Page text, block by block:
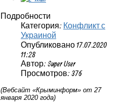
Подробности
Категория: Конфликт с
Украиной
Опубликовано 17.07.2020
11:28
Автор: Super User
Просмотров: 376
(Вебсайт «Крыминформ» от 27
января 2020 года)